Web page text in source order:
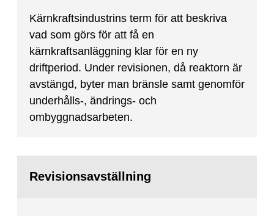
Kärnkraftsindustrins term för att beskriva
vad som görs för att få en
kärnkraftsanläggning klar för en ny
driftperiod. Under revisionen, då reaktorn är
avstängd, byter man bränsle samt genomför
underhålls-, ändrings- och
ombyggnadsarbeten.
Revisionsavställning